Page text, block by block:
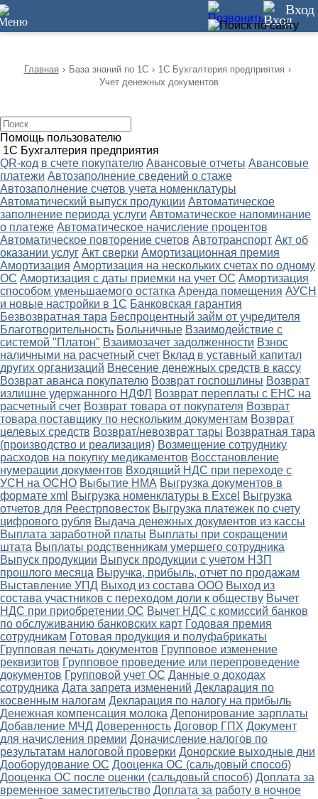
12 Вход
Главная › База знаний по 1С › 1С Бухгалтерия предприятия ›
Учет денежных документов
Помощь пользователю
1С Бухгалтерия предприятия
QR-код в счете покупателю Авансовые отчеты Авансовые
платежи Автозаполнение сведений о стаже
Автозаполнение счетов учета номенклатуры
Автоматический выпуск продукции Автоматическое
заполнение периода услуги Автоматическое напоминание
о платеже Автоматическое начисление процентов
Автоматическое повторение счетов Автотранспорт Акт об
оказании услуг Акт сверки Амортизационная премия
Амортизация Амортизация на нескольких счетах по одному
ОС Амортизация с даты приемки на учет ОС Амортизация
способом уменьшаемого остатка Аренда помещения АУСН
и новые настройки в 1С Банковская гарантия
Безвозвратная тара Беспроцентный займ от учредителя
Благотворительность Больничные Взаимодействие с
системой "Платон" Взаимозачет задолженности Взнос
наличными на расчетный счет Вклад в уставный капитал
других организаций Внесение денежных средств в кассу
Возврат аванса покупателю Возврат госпошлины Возврат
излишне удержанного НДФЛ Возврат переплаты с ЕНС на
расчетный счет Возврат товара от покупателя Возврат
товара поставщику по нескольким документам Возврат
целевых средств Возврат/невозврат тары Возвратная тара
(производство и реализация) Возмещение сотруднику
расходов на покупку медикаментов Восстановление
нумерации документов Входящий НДС при переходе с
УСН на ОСНО Выбытие НМА Выгрузка документов в
формате xml Выгрузка номенклатуры в Excel Выгрузка
отчетов для Реестрповесток Выгрузка платежек по счету
цифрового рубля Выдача денежных документов из кассы
Выплата заработной платы Выплаты при сокращении
штата Выплаты родственникам умершего сотрудника
Выпуск продукции Выпуск продукции с учетом НЗП
прошлого месяца Выручка, прибыль, отчет по продажам
Выставление УПД Выход из состава ООО Выход из
состава участников с переходом доли к обществу Вычет
НДС при приобретении ОС Вычет НДС с комиссий банков
по обслуживанию банковских карт Годовая премия
сотрудникам Готовая продукция и полуфабрикаты
Групповая печать документов Групповое изменение
реквизитов Групповое проведение или перепроведение
документов Групповой учет ОС Данные о доходах
сотрудника Дата запрета изменений Декларация по
косвенным налогам Декларация по налогу на прибыль
Денежная компенсация молока Депонирование зарплаты
Добавление МЧД Доверенность Договор ГПХ Документ
для начисления премии Доначисление налогов по
результатам налоговой проверки Донорские выходные дни
Дооборудование ОС Дооценка ОС (сальдовый способ)
Дооценка ОС после оценки (сальдовый способ) Доплата за
временное заместительство Доплата за работу в ночное